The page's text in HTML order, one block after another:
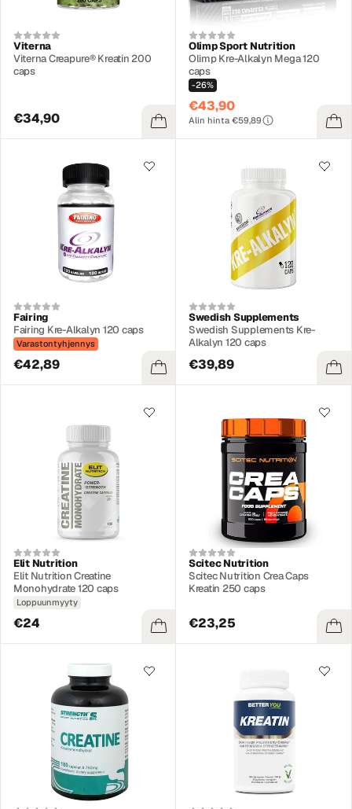
Viterna
Viterna Creapure® Kreatin 200
caps
€34,90
Olimp Sport Nutrition
Olimp Kre-Alkalyn Mega 120
caps
-26%
€43,90
Alin hinta €59,89
Fairing
Fairing Kre-Alkalyn 120 caps
Varastontyhjennys
€42,89
Swedish Supplements
Swedish Supplements Kre-
Alkalyn 120 caps
€39,89
Elit Nutrition
Elit Nutrition Creatine
Monohydrate 120 caps
Loppuunmyyty
€24
Scitec Nutrition
Scitec Nutrition Crea Caps
Kreatin 250 caps
€23,25